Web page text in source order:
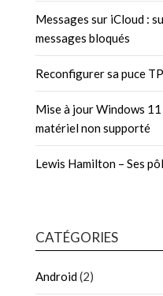
Messages sur iCloud :
messages bloqués
Reconfigurer sa puce
Mise à jour Windows
matériel non supporté
Lewis Hamilton – Ses
CATÉGORIES
Android(2)